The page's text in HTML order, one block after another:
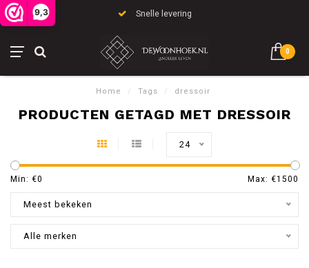
9,3 Snelle levering
0
Home / Tags / dressoir
PRODUCTEN GETAGD MET DRESSOIR
24
Min: €0 Max: €1500
Meest bekeken
Alle merken